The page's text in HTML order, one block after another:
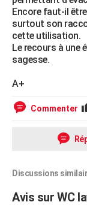
Encore faut-il
surtout son
cette utilisation.
Le recours à une
sagesse.
A+
Commenter
Discussions
Avis sur WC